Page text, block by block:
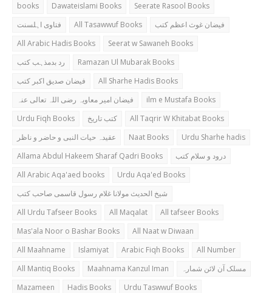
books
Dawateislami Books
Seerate Rasool Books
فتاوی اہلسنت
All Tasawwuf Books
فیضان غوث اعظم کتب
All Arabic Hadis Books
Seerat w Sawaneh Books
رد بدمذہب کتب
Ramazan Ul Mubarak Books
فیضان صدیق اکبر کتب
All Sharhe Hadis Books
فیضان امیر معاویہ رضی اللہ تعالی عنہ
ilm e Mustafa Books
Urdu Fiqh Books
کتب تاریخ
All Taqrir W Khitabat Books
عقیدہ حیات النبی و حاضر و ناظر
Naat Books
Urdu Sharhe hadis
Allama Abdul Hakeem Sharaf Qadri Books
درود و سلام کتب
All Arabic Aqa'aed books
Urdu Aqa'ed Books
شیخ الحدیث مولانا غلام رسول قاسمی صاحب کتب
All Urdu Tafseer Books
All Maqalat
All tafseer Books
Mas'ala Noor o Bashar Books
All Naat w Diwaan
All Maahname
Islamiyat Arabic Fiqh Books
All Number
All Mantiq Books
Maahnama Kanzul Iman
مسلک آن لائن شمارہ
Mazameen
Hadis Books
Urdu Taswwuf Books